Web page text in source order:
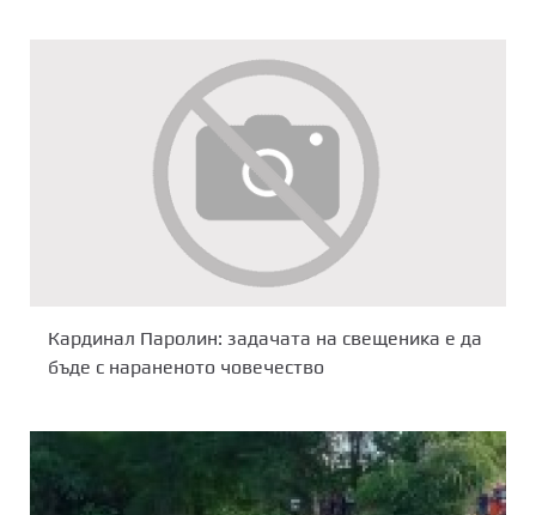
Кардинал Паролин: задачата на свещеника е да
бъде с нараненото човечество